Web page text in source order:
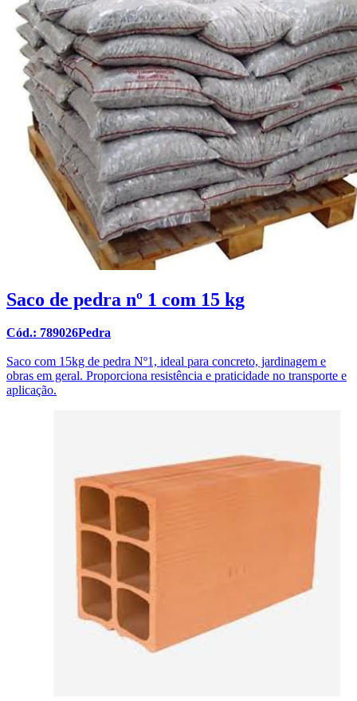
Saco de pedra nº 1 com 15 kg
Cód.: 789026Pedra
Saco com 15kg de pedra Nº1, ideal para concreto, jardinagem e
obras em geral. Proporciona resistência e praticidade no transporte e
aplicação.